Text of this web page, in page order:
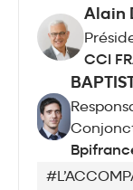
Alain
CCI